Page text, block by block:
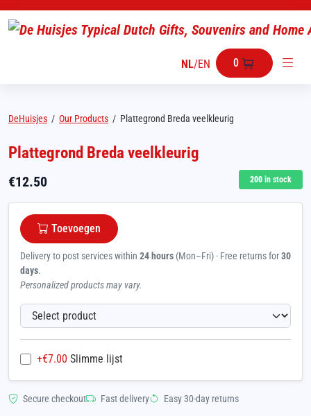
NL/EN 0
DeHuisjes / Our Products / Plattegrond Breda veelkleurig
Plattegrond Breda veelkleurig
€12.50 200 in stock
Toevoegen
Delivery to post services within 24 hours (Mon–Fri) · Free returns for30
days.
Personalized products may vary.
+€7.00 Slimme lijst
Secure checkout Fast delivery Easy 30-day returns